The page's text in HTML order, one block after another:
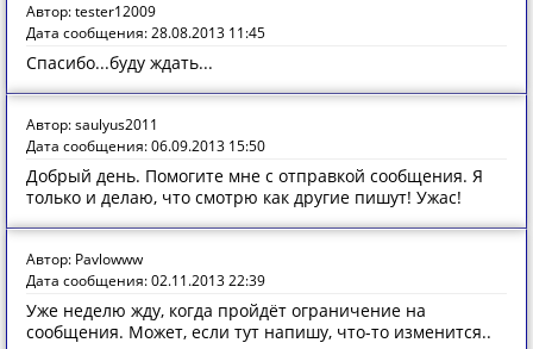
Автор: tester12009
Дата сообщения: 28.08.2013 11:45
Спасибо...буду ждать...
Автор: saulyus2011
Дата сообщения: 06.09.2013 15:50
Добрый день. Помогите мне с отправкой сообщения. Я
только и делаю, что смотрю как другие пишут! Ужас!
Автор: Pavlowww
Дата сообщения: 02.11.2013 22:39
Уже неделю жду, когда пройдёт ограничение на
сообщения. Может, если тут напишу, что-то изменится..